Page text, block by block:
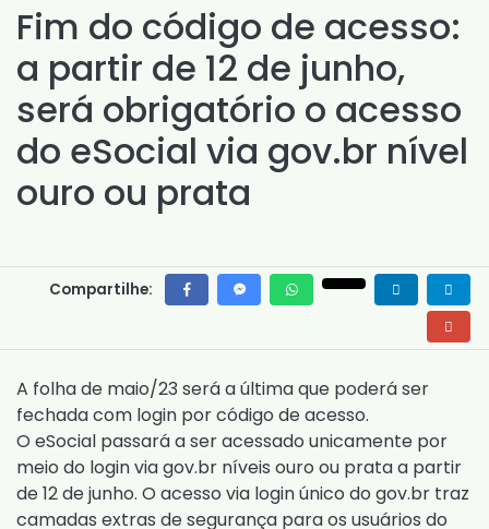
Fim do código de acesso:
a partir de 12 de junho,
será obrigatório o acesso
do eSocial via gov.br nível
ouro ou prata
Compartilhe:
A folha de maio/23 será a última que poderá ser
fechada com login por código de acesso.
O eSocial passará a ser acessado unicamente por
meio do login via gov.br níveis ouro ou prata a partir
de 12 de junho. O acesso via login único do gov.br traz
camadas extras de segurança para os usuários do